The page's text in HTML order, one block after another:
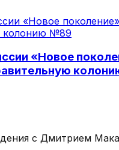
«Новое
с Дмитрием